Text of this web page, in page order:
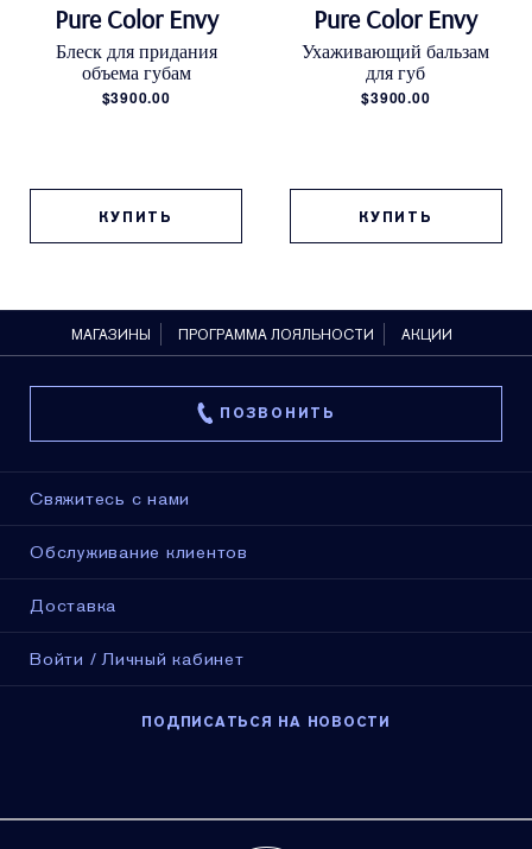
Pure Color Envy
Блеск для придания
объема губам
$3900.00
КУПИТЬ
Pure Color Envy
Ухаживающий бальзам
для губ
$3900.00
КУПИТЬ
МАГАЗИНЫ ПРОГРАММА ЛОЯЛЬНОСТИ АКЦИИ
ПОЗВОНИТЬ
Свяжитесь с нами
Обслуживание клиентов
Доставка
Войти / Личный кабинет
ПОДПИСАТЬСЯ НА НОВОСТИ